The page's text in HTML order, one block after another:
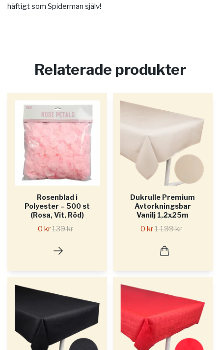
häftigt som Spiderman själv!
Relaterade produkter
Rosenblad i
Polyester – 500 st
(Rosa, Vit, Röd)
0 kr139 kr
Dukrulle Premium
Avtorkningsbar
Vanilj 1,2x25m
0 kr1 199 kr